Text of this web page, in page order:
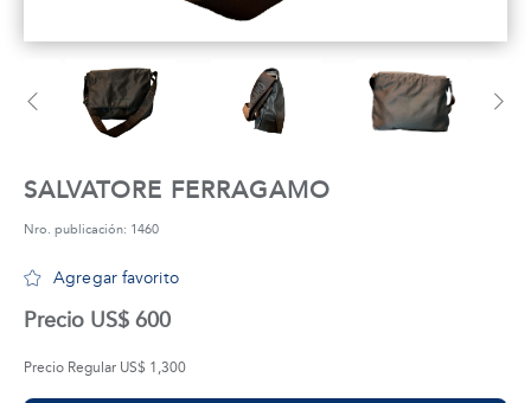
SALVATORE FERRAGAMO
Nro. publicación: 1460
Agregar favorito
Precio US$ 600
Precio Regular US$ 1,300